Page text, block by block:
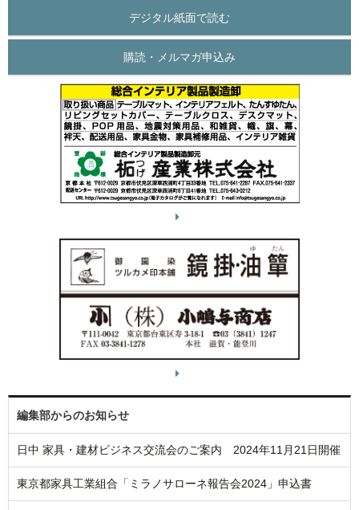
デジタル紙面で読む
購読・メルマガ申込み
編集部からのお知らせ
日中 家具・建材ビジネス交流会のご案内 2024年11月21日開催
東京都家具工業組合「ミラノサローネ報告会2024」申込書